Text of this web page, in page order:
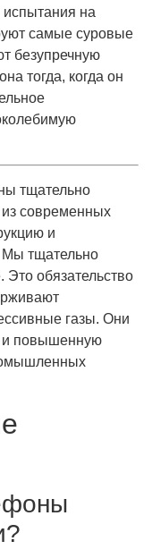
на
самые суровые
безупречную
тогда, когда он
тщательно
современных
и
Мы тщательно
обязательство
газы. Они
и повышенную